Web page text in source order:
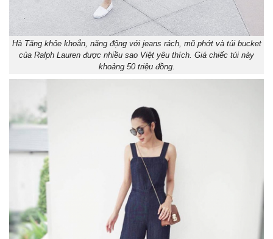
Hà Tăng khỏe khoắn, năng động với jeans rách, mũ phớt và túi bucket
của Ralph Lauren được nhiều sao Việt yêu thích. Giá chiếc túi này
khoảng 50 triệu đồng.